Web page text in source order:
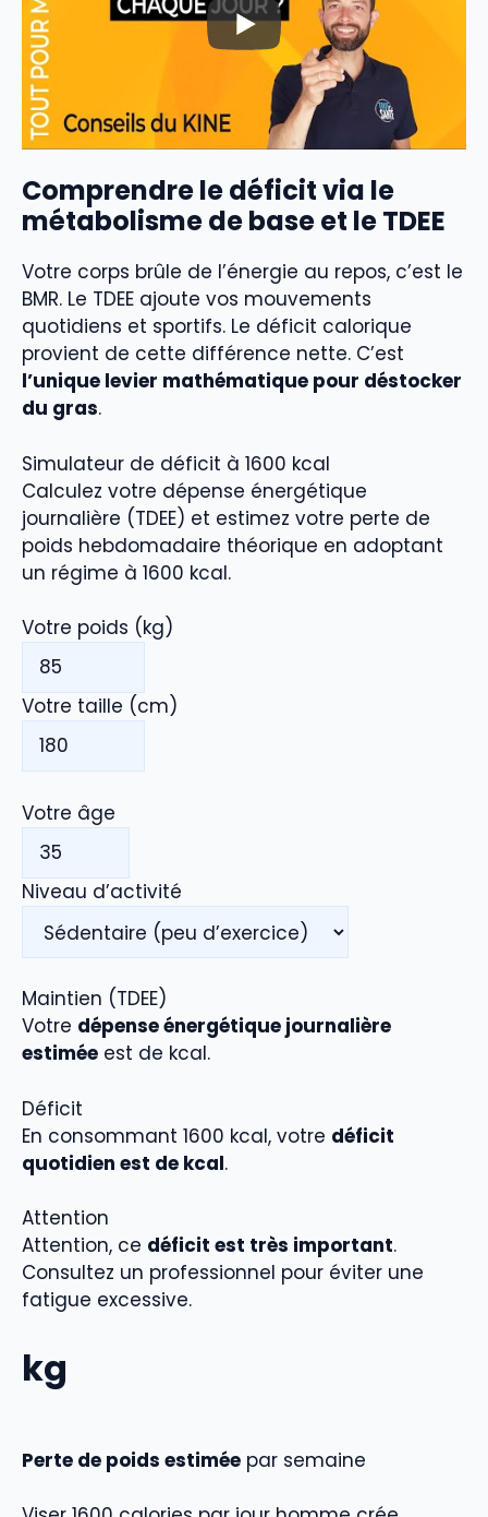
Comprendre le déficit via le
métabolisme de base et le TDEE
Votre corps brûle de l’énergie au repos, c’est le
BMR. Le TDEE ajoute vos mouvements
quotidiens et sportifs. Le déficit calorique
provient de cette différence nette. C’est
l’unique levier mathématique pour déstocker
du gras.
Simulateur de déficit à 1600 kcal
Calculez votre dépense énergétique
journalière (TDEE) et estimez votre perte de
poids hebdomadaire théorique en adoptant
un régime à 1600 kcal.
Votre poids (kg)
Votre taille (cm)
Votre âge
Niveau d’activité
Maintien (TDEE)
Votre dépense énergétique journalière
estimée est de kcal.
Déficit
En consommant 1600 kcal, votre déficit
quotidien est de kcal.
Attention
Attention, ce déficit est très important.
Consultez un professionnel pour éviter une
fatigue excessive.
kg
Perte de poids estimée par semaine